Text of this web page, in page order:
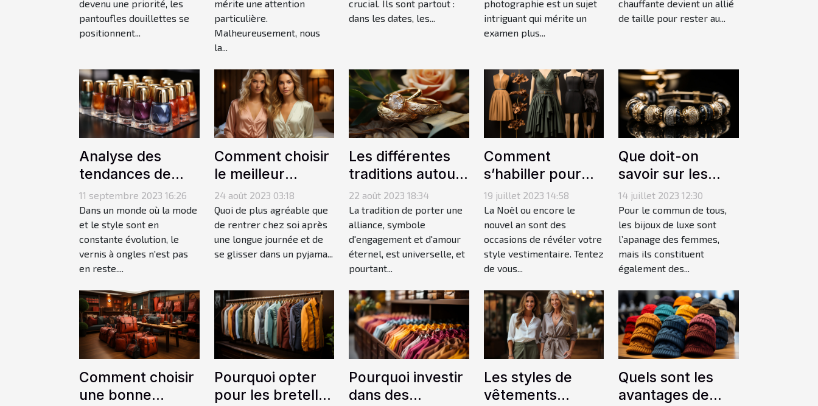
maison
devenu une priorité, les
pantoufles douillettes se
positionnent...
respectent votre
peau
mérite une attention
particulière.
Malheureusement, nous
la...
chemin de vie
crucial. Ils sont partout :
dans les dates, les...
photographie est un sujet
intriguant qui mérite un
examen plus...
chauffante devient un allié
de taille pour rester au...
Analyse des
tendances de
vernis à ongles
2021
11 septembre 2023 16:26
Dans un monde où la mode
et le style sont en
constante évolution, le
vernis à ongles n'est pas
en reste....
Comment choisir
le meilleur
pyjama pilou
pilou pour femme
24 août 2023 03:18
Quoi de plus agréable que
de rentrer chez soi après
une longue journée et de
se glisser dans un pyjama...
Les différentes
traditions autour
du port de
l'alliance dans le
monde
22 août 2023 18:34
La tradition de porter une
alliance, symbole
d'engagement et d'amour
éternel, est universelle, et
pourtant...
Comment
s’habiller pour
rester styler
pendant les fêtes
de fin d’année ?
19 juillet 2023 14:58
La Noël ou encore le
nouvel an sont des
occasions de révéler votre
style vestimentaire. Tentez
de vous...
Que doit-on
savoir sur les
bijoux de luxe
pour homme ?
14 juillet 2023 12:30
Pour le commun de tous,
les bijoux de luxe sont
l’apanage des femmes,
mais ils constituent
également des...
Comment choisir
une bonne
Pourquoi opter
pour les bretelles
Pourquoi investir
dans des
Les styles de
vêtements
Quels sont les
avantages de